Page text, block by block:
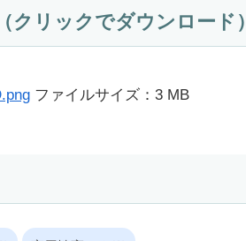
クリックでダウンロード）
ファイルサイズ：3 MB